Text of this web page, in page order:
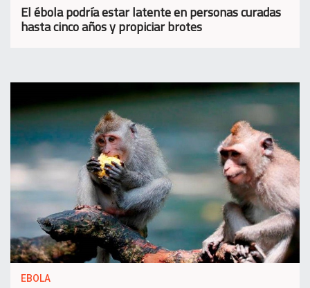
El ébola podría estar latente en personas curadas
hasta cinco años y propiciar brotes
EBOLA